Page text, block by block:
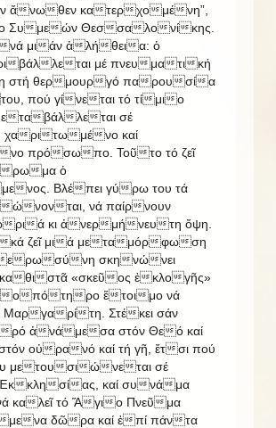
ἄνωθεν κατερχομένη”,
Συμεών Θεσσαλονίκης.
νά μιάν ἀλήθεια: ὁ
βάλλεται μέ πνευματική
στή θερμουργό παρουσία
πού γίνεται τό τίμιο
ταβάλλεται σέ
ριτωμένο καί
πρόσωπο. Τοῦτο τό ζεῖ
ρωμα ὁ
νος. Βλέπει γύρω του τά
ώνονται, νά παίρνουν
ά κι ἀνερμήνευτη ὄψη.
κά ζεῖ μιά μεταμόρφωση
ερωσύνη σκηνώνει
καθιστᾶ «σκεῦος ἐκλογῆς»
οπότηρο ἕτοιμο νά
Μαργαρίτη. Στέκει σάν
ρό ἀνάμεσα στόν Θεό καί
οὐρανό καί τή γῆ, ἔτσι πού
μετουσιώνεται σέ
κλησίας, καί συνάμα
καλεῖ τό Ἅγιο Πνεῦμα
μενα δῶρα καί ἐπί πάντα